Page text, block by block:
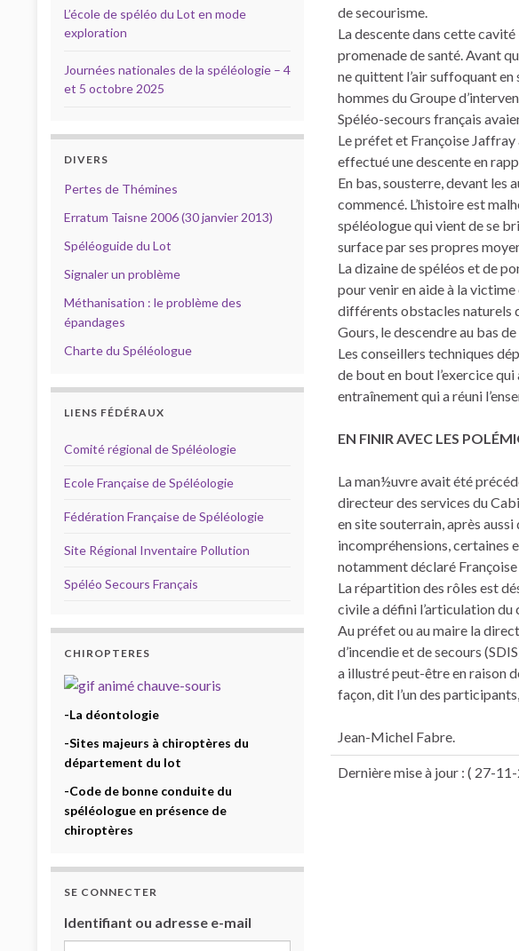
de secourisme.
La descente dans cette cavité
promenade de santé. Avant
ne quittent l’air suffoquant en
hommes du Groupe
Spéléo-secours français
Le préfet et Françoise
effectué une descente en
En bas, sousterre, devant les
commencé. L’histoire est
spéléologue qui vient de se
surface par ses propres
La dizaine de spéléos et de
pour venir en aide à la
différents obstacles naturels
Gours, le descendre au bas
Les conseillers techniques
de bout en bout l’exercice
entraînement qui a réuni
EN FINIR AVEC LES
La man½uvre avait été
directeur des services du
en site souterrain, après
incompréhensions, certaines
notamment déclaré
La répartition des rôles est
civile a défini l’articulation du
Au préfet ou au maire la
d’incendie et de secours
a illustré peut-être en raison
façon, dit l’un des
Jean-Michel Fabre.
Dernière mise à jour : ( 27-
L’école de spéléo du Lot en mode
exploration
Journées nationales de la spéléologie – 4
et 5 octobre 2025
DIVERS
Pertes de Thémines
Erratum Taisne 2006 (30 janvier 2013)
Spéléoguide du Lot
Signaler un problème
Méthanisation : le problème des
épandages
Charte du Spéléologue
LIENS FÉDÉRAUX
Comité régional de Spéléologie
Ecole Française de Spéléologie
Fédération Française de Spéléologie
Site Régional Inventaire Pollution
Spéléo Secours Français
CHIROPTERES
-La déontologie
-Sites majeurs à chiroptères du
département du lot
-Code de bonne conduite du
spéléologue en présence de
chiroptères
SE CONNECTER
Identifiant ou adresse e-mail